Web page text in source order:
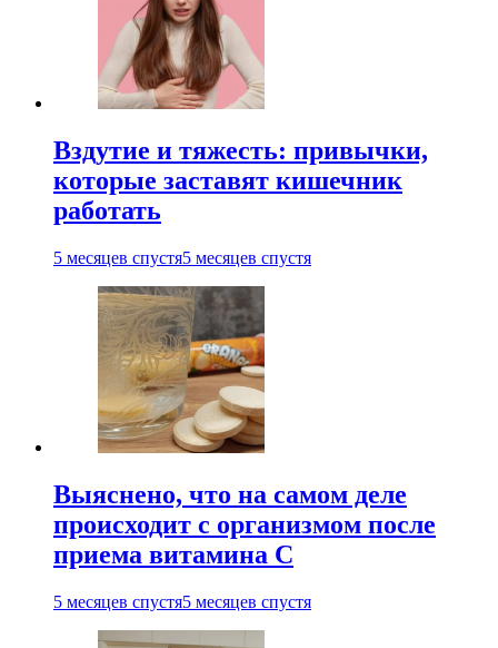
Вздутие и тяжесть: привычки,
которые заставят кишечник
работать
5 месяцев спустя5 месяцев спустя
Выяснено, что на самом деле
происходит с организмом после
приема витамина С
5 месяцев спустя5 месяцев спустя